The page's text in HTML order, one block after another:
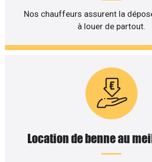
Nos chauffeurs assurent la
à louer de partout.
Location de benne au